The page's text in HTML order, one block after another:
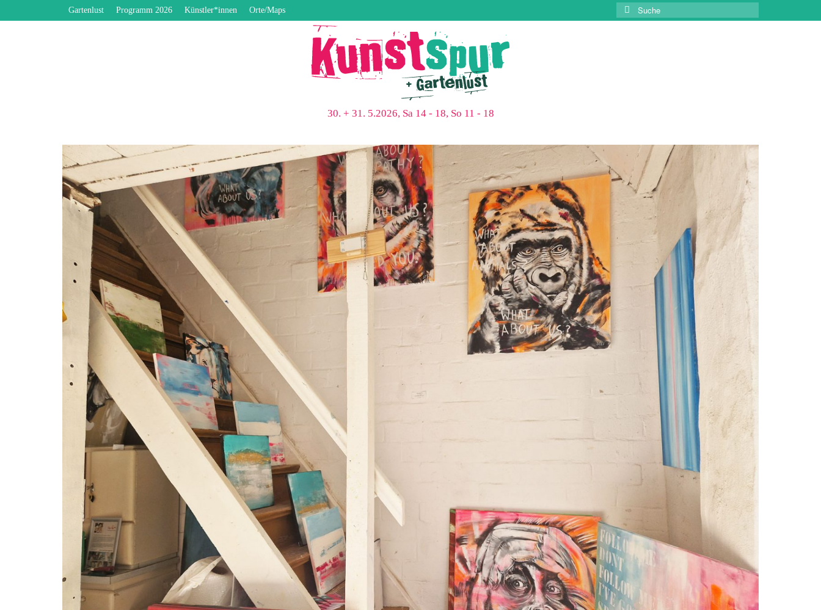
Gartenlust Programm 2026 Künstler*innen Orte/Maps
Suche
nach:
30. + 31. 5.2026, Sa 14 - 18, So 11 - 18